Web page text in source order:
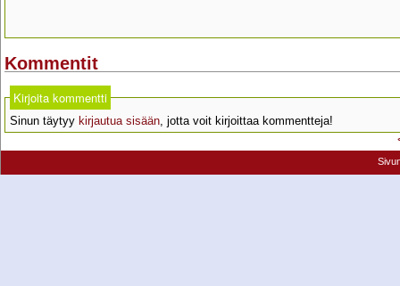
Kommentit
Kirjoita kommentti
Sinun täytyy kirjautua sisään , jotta voit kirjoittaa kommentteja!